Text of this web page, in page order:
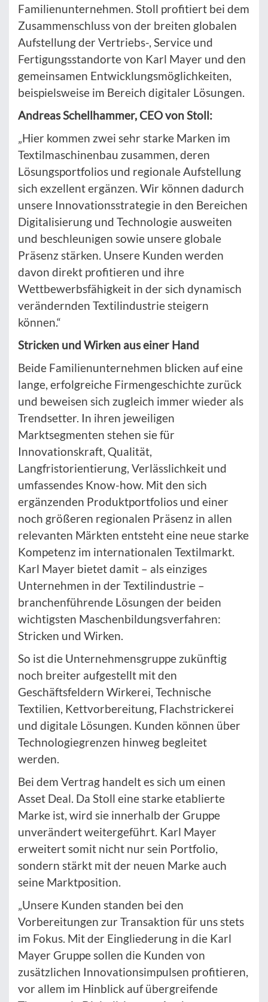
Familienunternehmen. Stoll profitiert bei dem
Zusammenschluss von der breiten globalen
Aufstellung der Vertriebs-, Service und
Fertigungsstandorte von Karl Mayer und den
gemeinsamen Entwicklungsmöglichkeiten,
beispielsweise im Bereich digitaler Lösungen.
Andreas Schellhammer, CEO von Stoll:
„Hier kommen zwei sehr starke Marken im
Textilmaschinenbau zusammen, deren
Lösungsportfolios und regionale Aufstellung
sich exzellent ergänzen. Wir können dadurch
unsere Innovationsstrategie in den Bereichen
Digitalisierung und Technologie ausweiten
und beschleunigen sowie unsere globale
Präsenz stärken. Unsere Kunden werden
davon direkt profitieren und ihre
Wettbewerbsfähigkeit in der sich dynamisch
verändernden Textilindustrie steigern
können.“
Stricken und Wirken aus einer Hand
Beide Familienunternehmen blicken auf eine
lange, erfolgreiche Firmengeschichte zurück
und beweisen sich zugleich immer wieder als
Trendsetter. In ihren jeweiligen
Marktsegmenten stehen sie für
Innovationskraft, Qualität,
Langfristorientierung, Verlässlichkeit und
umfassendes Know-how. Mit den sich
ergänzenden Produktportfolios und einer
noch größeren regionalen Präsenz in allen
relevanten Märkten entsteht eine neue starke
Kompetenz im internationalen Textilmarkt.
Karl Mayer bietet damit – als einziges
Unternehmen in der Textilindustrie –
branchenführende Lösungen der beiden
wichtigsten Maschenbildungsverfahren:
Stricken und Wirken.
So ist die Unternehmensgruppe zukünftig
noch breiter aufgestellt mit den
Geschäftsfeldern Wirkerei, Technische
Textilien, Kettvorbereitung, Flachstrickerei
und digitale Lösungen. Kunden können über
Technologiegrenzen hinweg begleitet
werden.
Bei dem Vertrag handelt es sich um einen
Asset Deal. Da Stoll eine starke etablierte
Marke ist, wird sie innerhalb der Gruppe
unverändert weitergeführt. Karl Mayer
erweitert somit nicht nur sein Portfolio,
sondern stärkt mit der neuen Marke auch
seine Marktposition.
„Unsere Kunden standen bei den
Vorbereitungen zur Transaktion für uns stets
im Fokus. Mit der Eingliederung in die Karl
Mayer Gruppe sollen die Kunden von
zusätzlichen Innovationsimpulsen profitieren,
vor allem im Hinblick auf übergreifende